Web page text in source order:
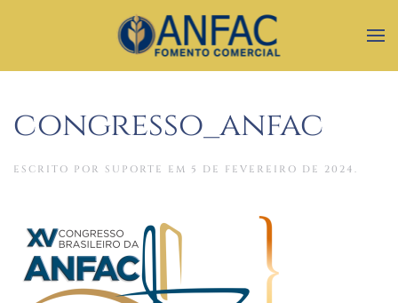
congresso_anfac
ESCRITO POR SUPORTE EM 5 DE FEVEREIRO DE 2024 .